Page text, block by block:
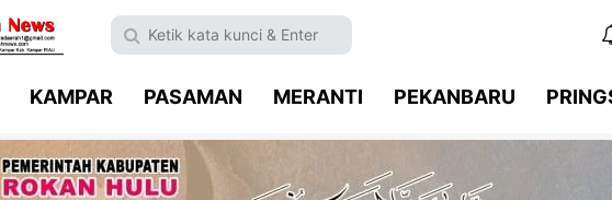
KAMPAR PASAMAN MERANTI PEKANBARU